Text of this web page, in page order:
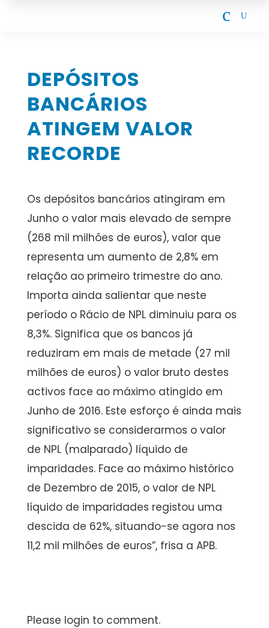
c U
DEPÓSITOS
BANCÁRIOS
ATINGEM VALOR
RECORDE
Os depósitos bancários atingiram em
Junho o valor mais elevado de sempre
(268 mil milhões de euros), valor que
representa um aumento de 2,8% em
relação ao primeiro trimestre do ano.
Importa ainda salientar que neste
período o Rácio de NPL diminuiu para os
8,3%. Significa que os bancos já
reduziram em mais de metade (27 mil
milhões de euros) o valor bruto destes
activos face ao máximo atingido em
Junho de 2016. Este esforço é ainda mais
significativo se considerarmos o valor
de NPL (malparado) líquido de
imparidades. Face ao máximo histórico
de Dezembro de 2015, o valor de NPL
líquido de imparidades registou uma
descida de 62%, situando-se agora nos
11,2 mil milhões de euros”, frisa a APB.
Please login to comment.